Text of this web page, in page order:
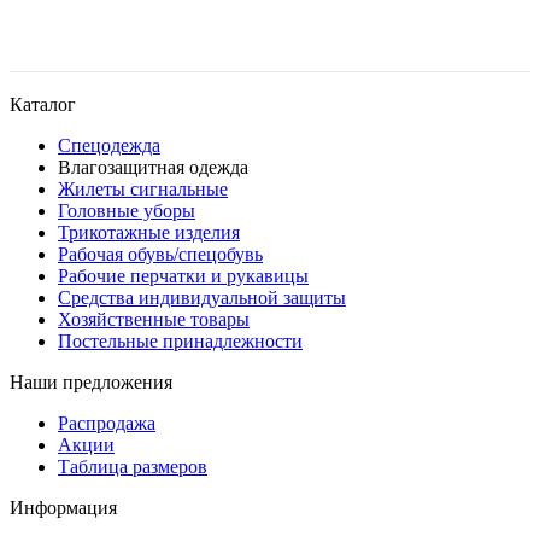
Каталог
Спецодежда
Влагозащитная одежда
Жилеты сигнальные
Головные уборы
Трикотажные изделия
Рабочая обувь/спецобувь
Рабочие перчатки и рукавицы
Средства индивидуальной защиты
Хозяйственные товары
Постельные принадлежности
Наши предложения
Распродажа
Акции
Таблица размеров
Информация